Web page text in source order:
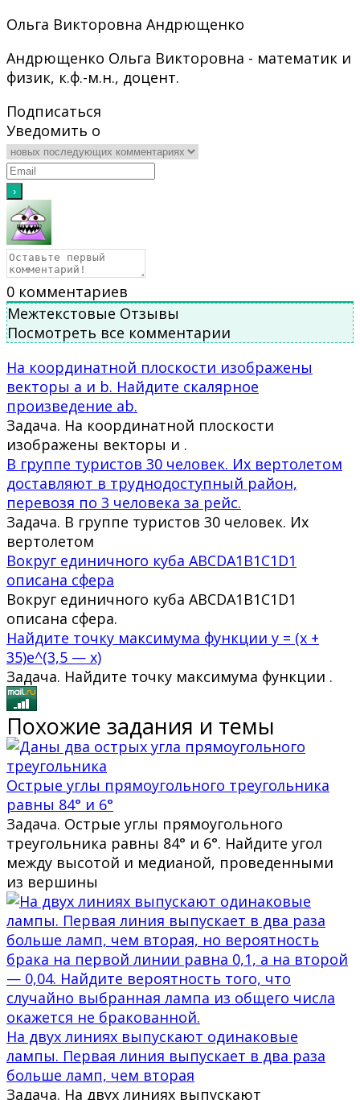
Ольга Викторовна Андрющенко
Андрющенко Ольга Викторовна - математик и
физик, к.ф.-м.н., доцент.
Подписаться
Уведомить о
0 комментариев
Межтекстовые Отзывы
Посмотреть все комментарии
На координатной плоскости изображены
векторы a и b. Найдите скалярное
произведение ab.
Задача. На координатной плоскости
изображены векторы и .
В группе туристов 30 человек. Их вертолетом
доставляют в труднодоступный район,
перевозя по 3 человека за рейс.
Задача. В группе туристов 30 человек. Их
вертолетом
Вокруг единичного куба ABCDA1B1C1D1
описана сфера
Вокруг единичного куба ABCDA1B1C1D1
описана сфера.
Найдите точку максимума функции y = (x +
35)e^(3,5 — x)
Задача. Найдите точку максимума функции .
Похожие задания и темы
Острые углы прямоугольного треугольника
равны 84° и 6°
Задача. Острые углы прямоугольного
треугольника равны 84° и 6°. Найдите угол
между высотой и медианой, проведенными
из вершины
На двух линиях выпускают одинаковые
лампы. Первая линия выпускает в два раза
больше ламп, чем вторая
Задача. На двух линиях выпускают